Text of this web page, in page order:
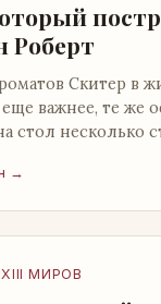
Роберт
Скитер в
важнее, те же
стол несколько
→
МИРОВ